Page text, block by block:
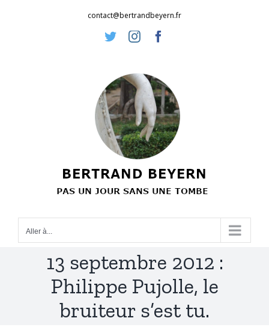
contact@bertrandbeyern.fr
TwitterInstagram
Aller à...
13 septembre 2012 :
Philippe Pujolle, le
bruiteur s’est tu.